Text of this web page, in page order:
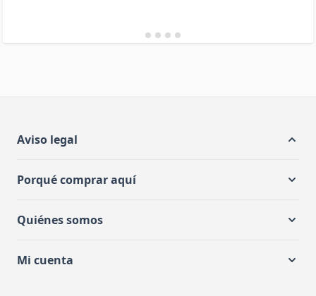
Aviso legal
Porqué comprar aquí
Quiénes somos
Mi cuenta